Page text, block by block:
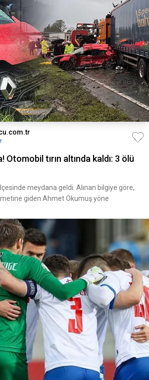
Otomobil tırın altında kaldı: 3 ölü
meydana geldi. Alınan bilgiye göre,
giden Ahmet Okumuş yöne